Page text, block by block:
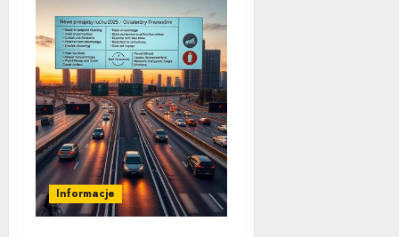
Informacje